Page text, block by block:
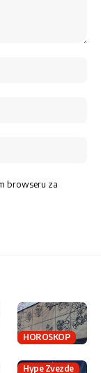
browseru za
HOROSKOP
Hype Zvezde